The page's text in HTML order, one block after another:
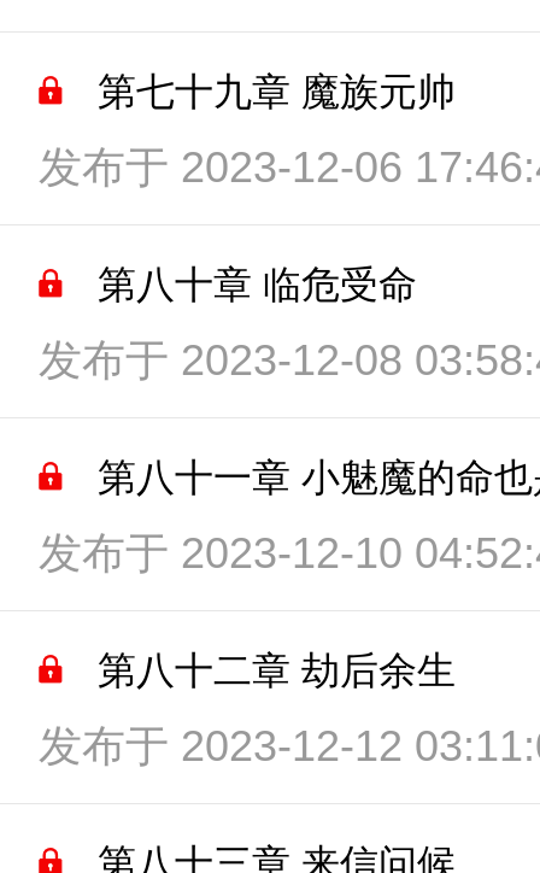
第七十九章 魔族元帅
发布于 2023-12-06
第八十章 临危受命
发布于 2023-12-08
第八十一章 小魅魔的命
发布于 2023-12-10
第八十二章 劫后余生
发布于 2023-12-12
第八十三章 来信问候